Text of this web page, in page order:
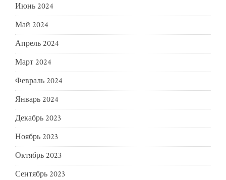
Июнь 2024
Май 2024
Апрель 2024
Март 2024
Февраль 2024
Январь 2024
Декабрь 2023
Ноябрь 2023
Октябрь 2023
Сентябрь 2023